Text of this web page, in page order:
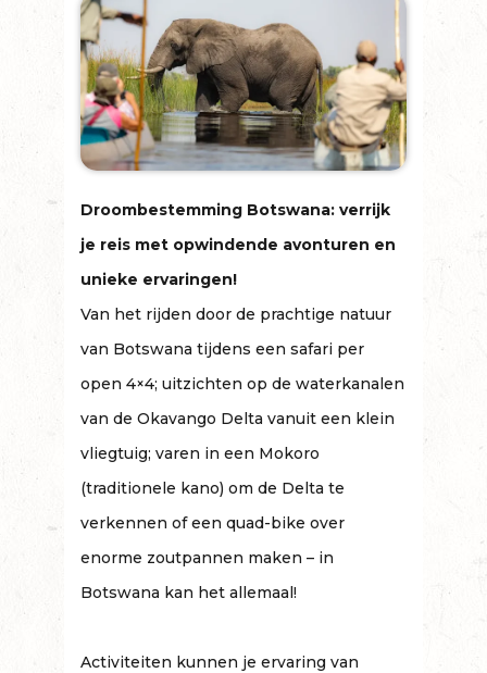
Droombestemming Botswana: verrijk
je reis met opwindende avonturen en
unieke ervaringen!
Van het rijden door de prachtige natuur
van Botswana tijdens een safari per
open 4×4; uitzichten op de waterkanalen
van de Okavango Delta vanuit een klein
vliegtuig; varen in een Mokoro
(traditionele kano) om de Delta te
verkennen of een quad-bike over
enorme zoutpannen maken – in
Botswana kan het allemaal!
Activiteiten kunnen je ervaring van